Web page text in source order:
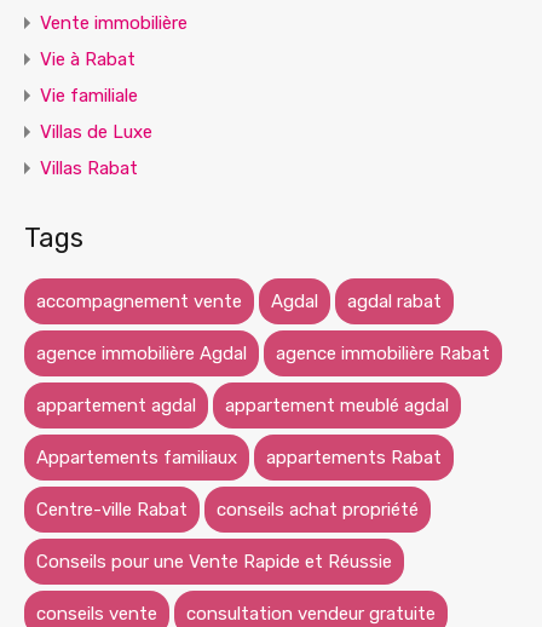
Vente immobilière
Vie à Rabat
Vie familiale
Villas de Luxe
Villas Rabat
Tags
accompagnement vente Agdal agdal rabat
agence immobilière Agdal agence immobilière Rabat
appartement agdal appartement meublé agdal
Appartements familiaux appartements Rabat
Centre-ville Rabat conseils achat propriété
Conseils pour une Vente Rapide et Réussie
conseils vente consultation vendeur gratuite